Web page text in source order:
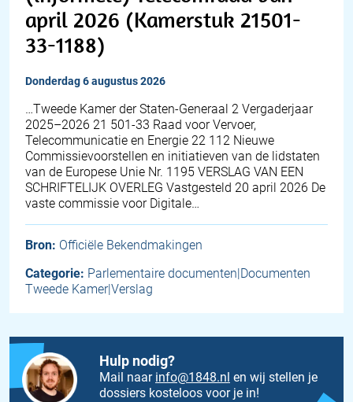
april 2026 (Kamerstuk 21501-
33-1188)
donderdag 6 augustus 2026
…Tweede Kamer der Staten-Generaal 2 Vergaderjaar
2025–2026 21 501-33 Raad voor Vervoer,
Telecommunicatie en Energie 22 112 Nieuwe
Commissievoorstellen en initiatieven van de lidstaten
van de Europese Unie Nr. 1195 VERSLAG VAN EEN
SCHRIFTELIJK OVERLEG Vastgesteld 20 april 2026 De
vaste commissie voor Digitale…
Bron: Officiële Bekendmakingen
Categorie: Parlementaire documenten|Documenten
Tweede Kamer|Verslag
Hulp nodig?
Mail naar info@1848.nl en wij stellen je
dossiers kosteloos voor je in!